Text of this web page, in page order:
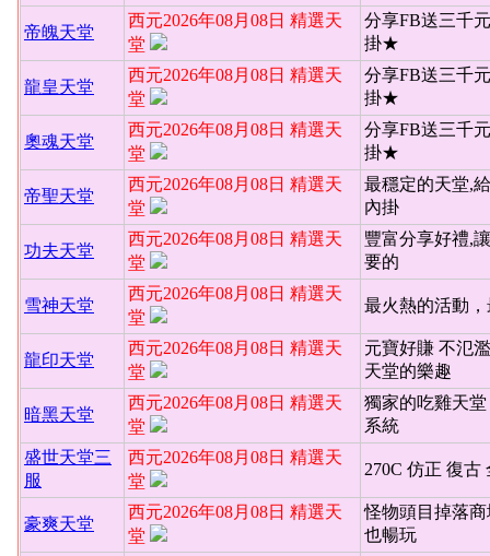
帝魄天堂
西元2026年08月08日 精選天
堂
分享FB送三千
掛★
龍皇天堂
西元2026年08月08日 精選天
堂
分享FB送三千
掛★
奧魂天堂
西元2026年08月08日 精選天
堂
分享FB送三千
掛★
帝聖天堂
西元2026年08月08日 精選天
堂
最穩定的天堂,
內掛
功夫天堂
西元2026年08月08日 精選天
堂
豐富分享好禮,
要的
雪神天堂
西元2026年08月08日 精選天
堂
最火熱的活動
龍印天堂
西元2026年08月08日 精選天
堂
元寶好賺 不氾
天堂的樂趣
暗黑天堂
西元2026年08月08日 精選天
堂
獨家的吃雞天
系統
盛世天堂三
服
西元2026年08月08日 精選天
堂
270C 仿正 復古
豪爽天堂
西元2026年08月08日 精選天
堂
怪物頭目掉落
也暢玩